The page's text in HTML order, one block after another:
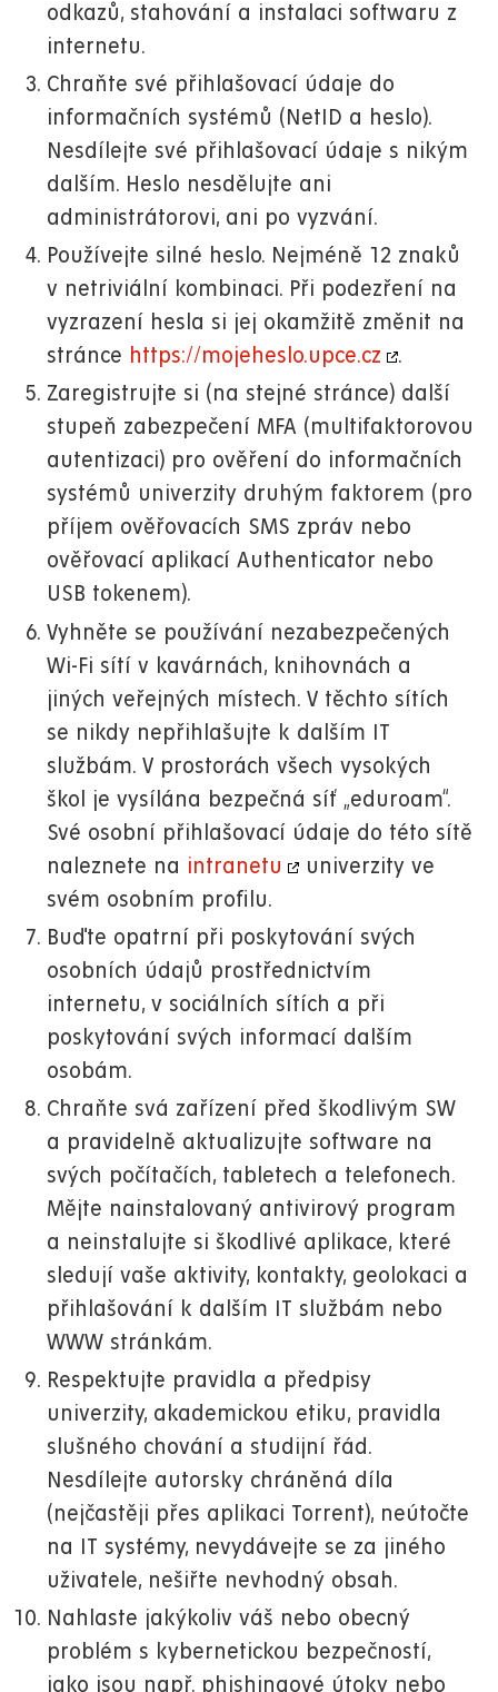
odkazů, stahování a instalaci softwaru z
internetu.
Chraňte své přihlašovací údaje do
informačních systémů (NetID a heslo).
Nesdílejte své přihlašovací údaje s nikým
dalším. Heslo nesdělujte ani
administrátorovi, ani po vyzvání.
Používejte silné heslo. Nejméně 12 znaků
v netriviální kombinaci. Při podezření na
vyzrazení hesla si jej okamžitě změnit na
stránce https://mojeheslo.upce.cz
.
Zaregistrujte si (na stejné stránce) další
stupeň zabezpečení MFA (multifaktorovou
autentizaci) pro ověření do informačních
systémů univerzity druhým faktorem (pro
příjem ověřovacích SMS zpráv nebo
ověřovací aplikací Authenticator nebo
USB tokenem).
Vyhněte se používání nezabezpečených
Wi-Fi sítí v kavárnách, knihovnách a
jiných veřejných místech. V těchto sítích
se nikdy nepřihlašujte k dalším IT
službám. V prostorách všech vysokých
škol je vysílána bezpečná síť „eduroam“.
Své osobní přihlašovací údaje do této sítě
naleznete na intranetu
univerzity ve
svém osobním profilu.
Buďte opatrní při poskytování svých
osobních údajů prostřednictvím
internetu, v sociálních sítích a při
poskytování svých informací dalším
osobám.
Chraňte svá zařízení před škodlivým SW
a pravidelně aktualizujte software na
svých počítačích, tabletech a telefonech.
Mějte nainstalovaný antivirový program
a neinstalujte si škodlivé aplikace, které
sledují vaše aktivity, kontakty, geolokaci a
přihlašování k dalším IT službám nebo
WWW stránkám.
Respektujte pravidla a předpisy
univerzity, akademickou etiku, pravidla
slušného chování a studijní řád.
Nesdílejte autorsky chráněná díla
(nejčastěji přes aplikaci Torrent), neútočte
na IT systémy, nevydávejte se za jiného
uživatele, nešiřte nevhodný obsah.
Nahlaste jakýkoliv váš nebo obecný
problém s kybernetickou bezpečností,
jako jsou např. phishingové útoky nebo